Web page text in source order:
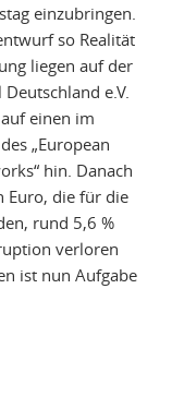
einzubringen.
so Realität
liegen auf der
e.V.
einen im
„European
hin. Danach
Euro, die für die
rund 5,6 %
verloren
ist nun Aufgabe